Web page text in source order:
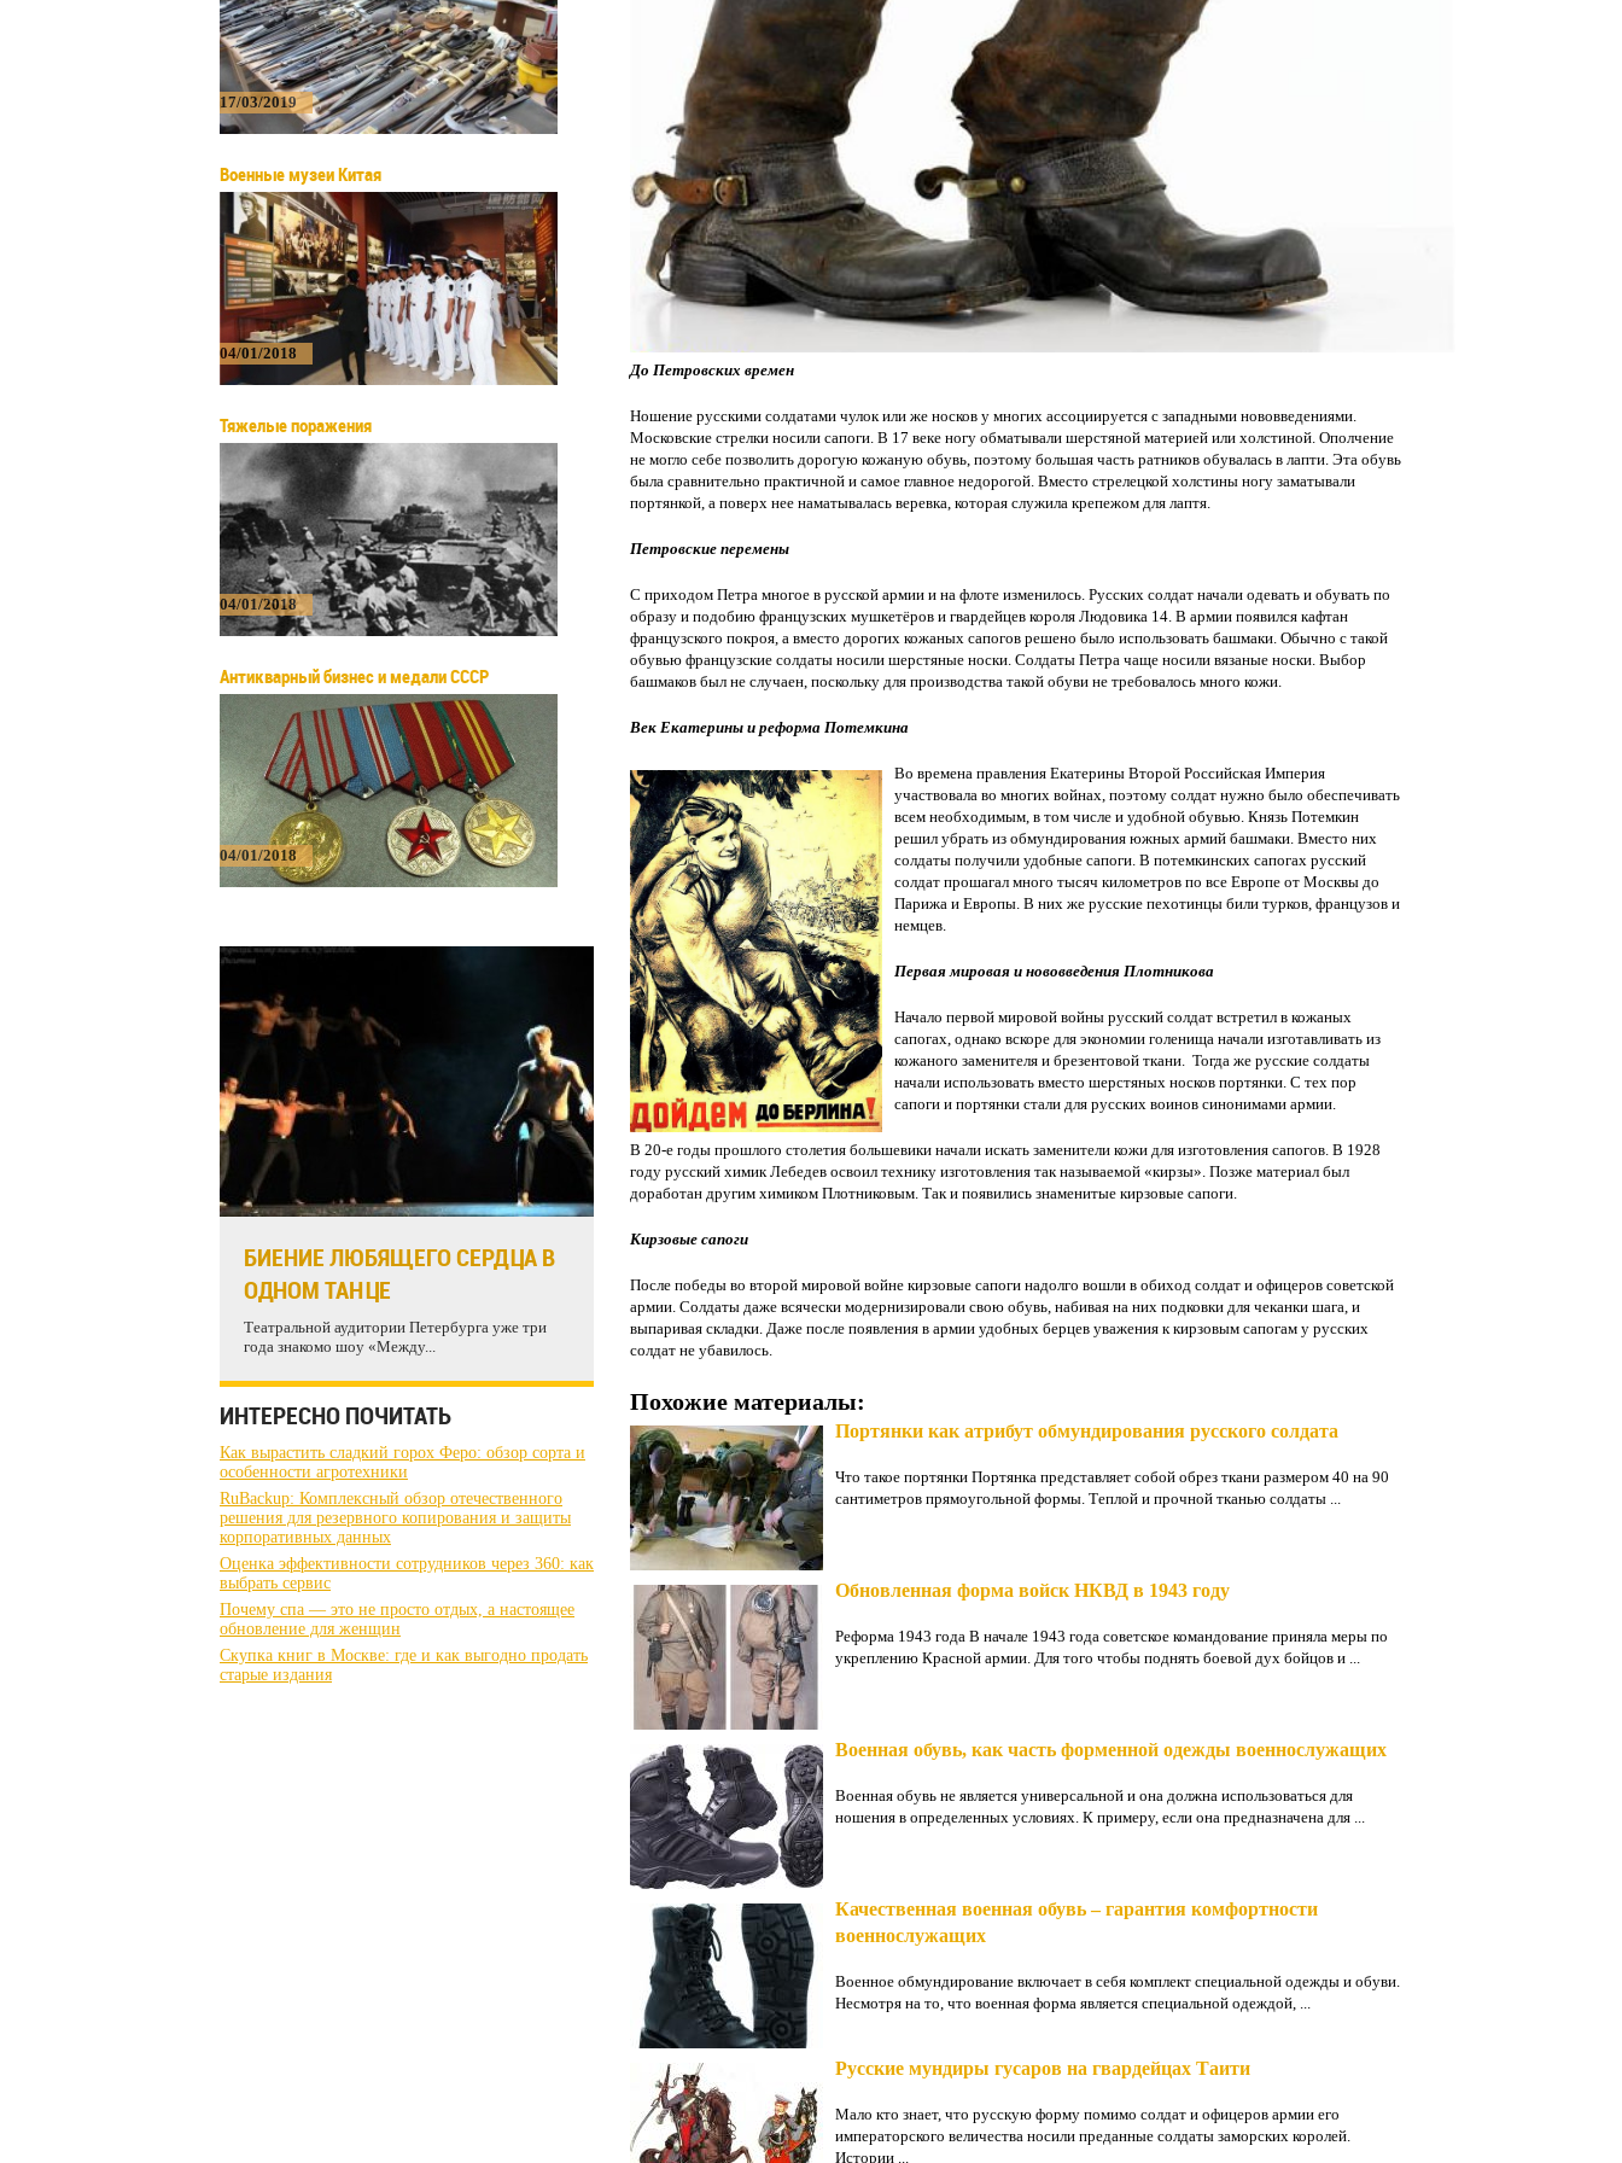
17/03/2019
Военные музеи Китая
04/01/2018
Тяжелые поражения
04/01/2018
Антикварный бизнес и медали СССР
04/01/2018
БИЕНИЕ ЛЮБЯЩЕГО СЕРДЦА В
ОДНОМ ТАНЦЕ
Театральной аудитории Петербурга уже три
года знакомо шоу «Между...
ИНТЕРЕСНО ПОЧИТАТЬ
Как вырастить сладкий горох Феро: обзор сорта и
особенности агротехники
RuBackup: Комплексный обзор отечественного
решения для резервного копирования и защиты
корпоративных данных
Оценка эффективности сотрудников через 360: как
выбрать сервис
Почему спа — это не просто отдых, а настоящее
обновление для женщин
Скупка книг в Москве: где и как выгодно продать
старые издания
До Петровских времен
Ношение русскими солдатами чулок или же носков у многих ассоциируется с западными нововведениями.
Московские стрелки носили сапоги. В 17 веке ногу обматывали шерстяной материей или холстиной. Ополчение
не могло себе позволить дорогую кожаную обувь, поэтому большая часть ратников обувалась в лапти. Эта обувь
была сравнительно практичной и самое главное недорогой. Вместо стрелецкой холстины ногу заматывали
портянкой, а поверх нее наматывалась веревка, которая служила крепежом для лаптя.
Петровские перемены
С приходом Петра многое в русской армии и на флоте изменилось. Русских солдат начали одевать и обувать по
образу и подобию французских мушкетёров и гвардейцев короля Людовика 14. В армии появился кафтан
французского покроя, а вместо дорогих кожаных сапогов решено было использовать башмаки. Обычно с такой
обувью французские солдаты носили шерстяные носки. Солдаты Петра чаще носили вязаные носки. Выбор
башмаков был не случаен, поскольку для производства такой обуви не требовалось много кожи.
Век Екатерины и реформа Потемкина
Во времена правления Екатерины Второй Российская Империя
участвовала во многих войнах, поэтому солдат нужно было обеспечивать
всем необходимым, в том числе и удобной обувью. Князь Потемкин
решил убрать из обмундирования южных армий башмаки. Вместо них
солдаты получили удобные сапоги. В потемкинских сапогах русский
солдат прошагал много тысяч километров по все Европе от Москвы до
Парижа и Европы. В них же русские пехотинцы били турков, французов и
немцев.
Первая мировая и нововведения Плотникова
Начало первой мировой войны русский солдат встретил в кожаных
сапогах, однако вскоре для экономии голенища начали изготавливать из
кожаного заменителя и брезентовой ткани. Тогда же русские солдаты
начали использовать вместо шерстяных носков портянки. С тех пор
сапоги и портянки стали для русских воинов синонимами армии.
В 20-е годы прошлого столетия большевики начали искать заменители кожи для изготовления сапогов. В 1928
году русский химик Лебедев освоил технику изготовления так называемой «кирзы». Позже материал был
доработан другим химиком Плотниковым. Так и появились знаменитые кирзовые сапоги.
Кирзовые сапоги
После победы во второй мировой войне кирзовые сапоги надолго вошли в обиход солдат и офицеров советской
армии. Солдаты даже всячески модернизировали свою обувь, набивая на них подковки для чеканки шага, и
выпаривая складки. Даже после появления в армии удобных берцев уважения к кирзовым сапогам у русских
солдат не убавилось.
Похожие материалы:
Портянки как атрибут обмундирования русского солдата
Что такое портянки Портянка представляет собой обрез ткани размером 40 на 90
сантиметров прямоугольной формы. Теплой и прочной тканью солдаты ...
Обновленная форма войск НКВД в 1943 году
Реформа 1943 года В начале 1943 года советское командование приняла меры по
укреплению Красной армии. Для того чтобы поднять боевой дух бойцов и ...
Военная обувь, как часть форменной одежды военнослужащих
Военная обувь не является универсальной и она должна использоваться для
ношения в определенных условиях. К примеру, если она предназначена для ...
Качественная военная обувь – гарантия комфортности
военнослужащих
Военное обмундирование включает в себя комплект специальной одежды и обуви.
Несмотря на то, что военная форма является специальной одеждой, ...
Русские мундиры гусаров на гвардейцах Таити
Мало кто знает, что русскую форму помимо солдат и офицеров армии его
императорского величества носили преданные солдаты заморских королей.
Истории ...